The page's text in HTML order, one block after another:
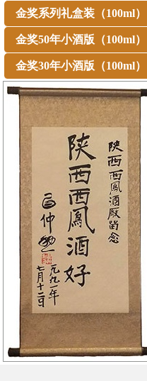
金奖系列礼盒装（100ml）
金奖50年小酒版（100ml）
金奖30年小酒版（100ml）